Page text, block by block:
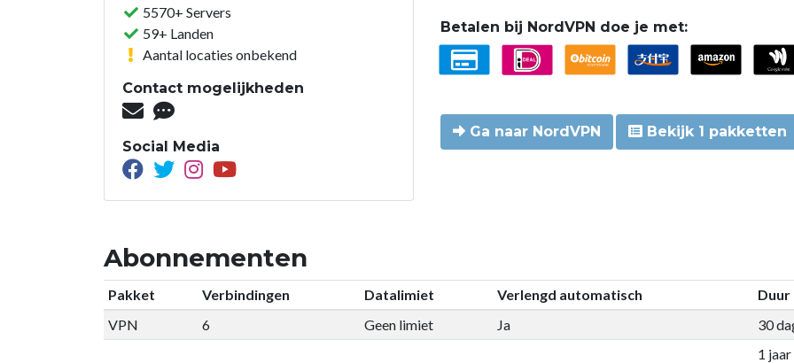
5570+ Servers
59+ Landen
Aantal locaties onbekend
Contact mogelijkheden
Social Media
Betalen bij NordVPN doe je met:
Ga naar NordVPN Bekijk 1 pakketten
Abonnementen
Pakket Verbindingen Datalimiet Verlengd automatisch
Duur
VPN
6 Geen limiet Ja
30
1 jaar